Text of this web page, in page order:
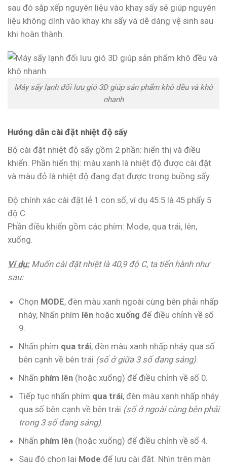
sau đó sắp xếp nguyên liệu vào khay sấy sẽ giúp nguyên
liệu không dính vào khay khi sấy và dễ dàng vệ sinh sau
khi hoàn thành.
Máy sấy lạnh đối lưu gió 3D giúp sản phẩm khô đều và khô
nhanh
Hướng dẫn cài đặt nhiệt độ sấy
Bộ cài đặt nhiệt độ sấy gồm 2 phần: hiển thị và điều
khiển. Phần hiển thị: màu xanh là nhiệt độ được cài đặt
và màu đỏ là nhiệt độ đang đạt được trong buồng sấy.
Độ chính xác cài đặt lẻ 1 con số, ví dụ 45.5 là 45 phẩy 5
độ C.
Phần điều khiển gồm các phím: Mode, qua trái, lên,
xuống.
Ví dụ: Muốn cài đặt nhiệt là 40,9 độ C, ta tiến hành như
sau:
Chọn MODE, đèn màu xanh ngoài cùng bên phải nhấp
nháy, Nhấn phím lên hoặc xuống để điều chỉnh về số
9.
Nhấn phím qua trái, đèn màu xanh nhấp nháy qua số
bên cạnh về bên trái (số ở giữa 3 số đang sáng).
Nhấn phím lên(hoặc xuống) để điều chỉnh về số 0.
Tiếp tục nhấn phím qua trái, đèn màu xanh nhấp nháy
qua số bên cạnh về bên trái (số ở ngoài cùng bên phải
trong 3 số đang sáng).
Nhấn phím lên(hoặc xuống) để điều chỉnh về số 4.
Sau đó chọn lại Mode để lưu cài đặt. Nhìn trên màn